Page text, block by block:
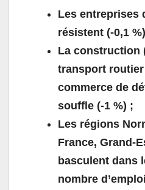
Les entreprises
résistent (-0,1
La construction
transport
commerce de
souffle (-1 %) ;
Les régions
France, Grand-
basculent dans
nombre